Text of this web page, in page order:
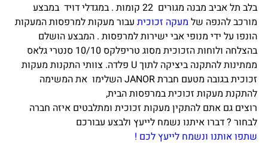
בלב תל אביב מבנה מגורים 22 קומות . במגדלי דויד במבצע
מורכב להנפה של מעקה זכוכית עבור מעקות למרפסות המעקות
הונפו על ידי מנופי אבי ישירות למרפסות . המבצע הושלם
בהצלחה ולוחות הזכוכית מסוג טריפלקס 10/10 סנטרי גלאס
ממתינות להתקנה ביציקה לתוך U פלדה. צוותי התקנות מעקות
זכוכית בגובה מטעם חברת JANOR השלימו את המשימה
להתקנת מעקות זכוכית במרפסות הבית,
רוצים גם אתם להתקין מעקות זכוכית ומתלבטים איזה חברה
לבחור ? דברו איתנו נשמח לייעץ ולבצע עבורכם
שתפו אותנו ונשמח לייעץ לכם !